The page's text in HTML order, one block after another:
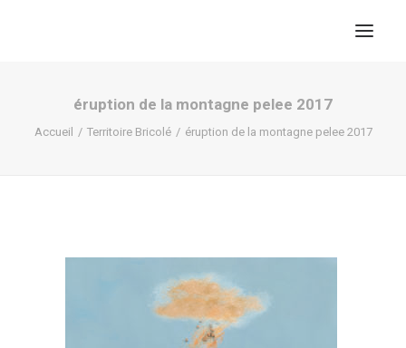
RECHERCHE
PANIER
éruption de la montagne pelee 2017
Accueil Territoire Bricolé éruption de la montagne pelee 2017